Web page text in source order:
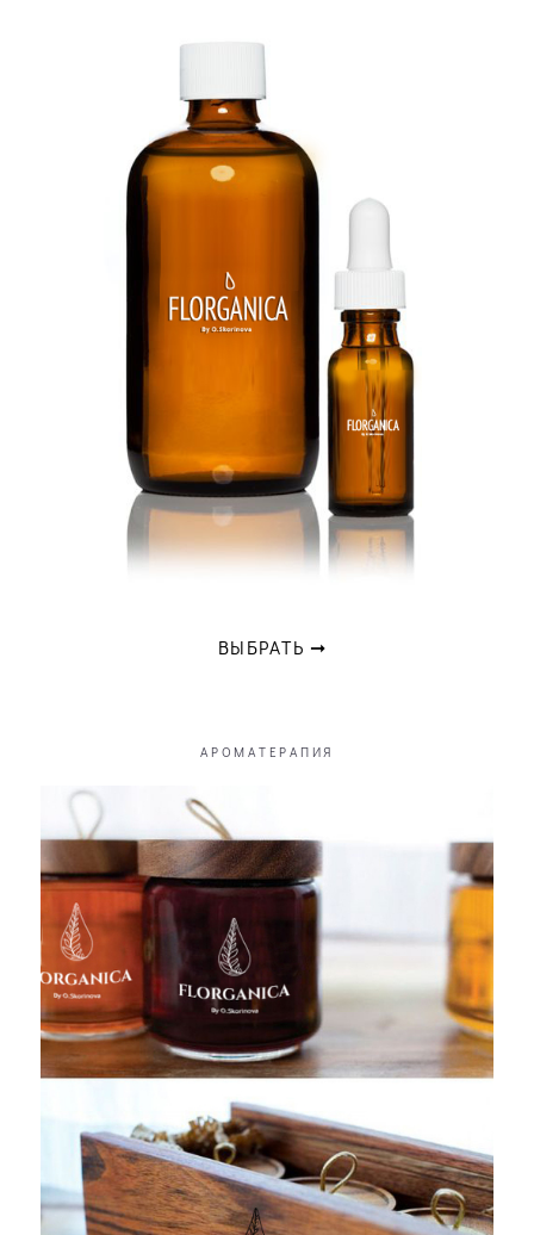
ВЫБРАТЬ ➞
АРОМАТЕРАПИЯ